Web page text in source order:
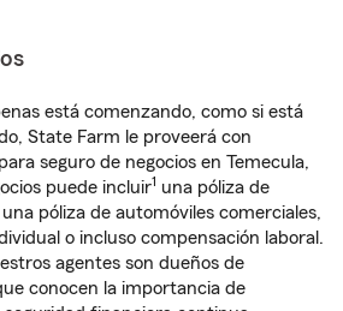
está comenzando, como si está
State Farm le proveerá con
seguro de negocios en Temecula,
puede incluir1 una póliza de
póliza de automóviles comerciales,
o incluso compensación laboral.
agentes son dueños de
conocen la importancia de